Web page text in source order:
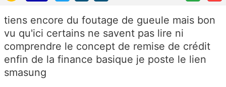
tiens encore du foutage de gueule mais bon
vu qu'ici certains ne savent pas lire ni
comprendre le concept de remise de crédit
enfin de la finance basique je poste le lien
smasung